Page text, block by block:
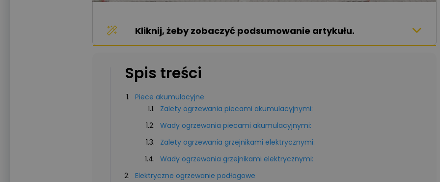
Kliknij, żeby zobaczyć podsumowanie artykułu.
Spis treści
Piece akumulacyjne
Zalety ogrzewania piecami akumulacyjnymi:
Wady ogrzewania piecami akumulacyjnymi:
Zalety ogrzewania grzejnikami elektrycznymi:
Wady ogrzewania grzejnikami elektrycznymi:
Elektryczne ogrzewanie podłogowe